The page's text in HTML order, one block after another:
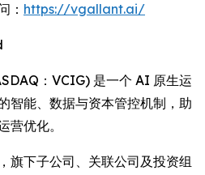
： https://vgallant.ai/
：VCIG) 是一个 AI 原生运
智能、数据与资本管控机制，助
营优化。
旗下子公司、关联公司及投资组